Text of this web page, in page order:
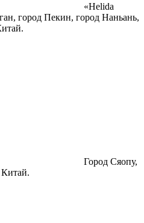
«Helida
город Пекин, город Наньань,
Город Сяопу,